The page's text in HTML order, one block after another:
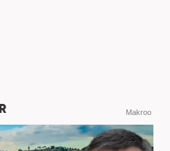
Makroo